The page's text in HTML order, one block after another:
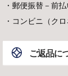
郵便振替－前払
コンビニ（ク
ご返品に